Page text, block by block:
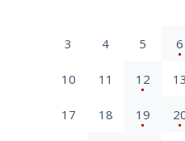
3 4 5 6
10 11 12 13
17 18 19